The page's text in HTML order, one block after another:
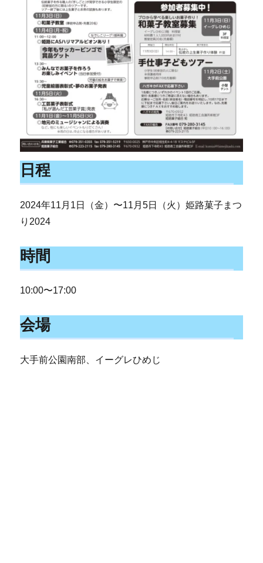
日程
2024年11月1日（金）〜11月5日（火）姫路菓子まつ
り2024
時間
10:00〜17:00
会場
大手前公園南部、イーグレひめじ